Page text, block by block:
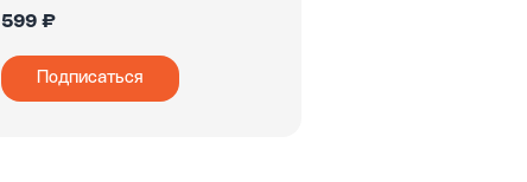
599 ₽
Подписаться